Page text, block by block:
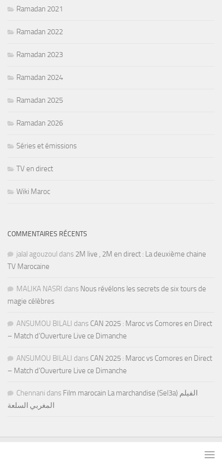
Ramadan 2021
Ramadan 2022
Ramadan 2023
Ramadan 2024
Ramadan 2025
Ramadan 2026
Séries et émissions
TV en direct
Wiki Maroc
COMMENTAIRES RÉCENTS
jalal agouzoul dans 2M live , 2M en direct : La deuxième chaine
TV Marocaine
MALIKA NASRI dans Nous révélons les secrets de six tours de
magie célèbres
ANSUMOU BILALI dans CAN 2025 : Maroc vs Comores en Direct
– Match d’Ouverture Live ce Dimanche
ANSUMOU BILALI dans CAN 2025 : Maroc vs Comores en Direct
– Match d’Ouverture Live ce Dimanche
Chennani dans Film marocain La marchandise (Sel3a) الفيلم
المغربي السلعة